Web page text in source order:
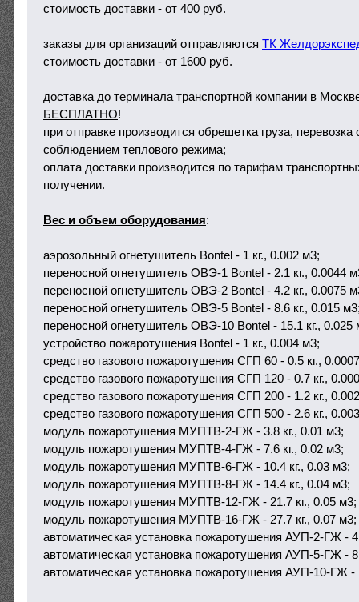
стоимость доставки - от 400 руб.
заказы для организаций отправляются ТК
стоимость доставки - от 1600 руб.
доставка до терминала транспортной компании в
БЕСПЛАТНО!
при отправке производится обрешетка груза,
соблюдением теплового режима;
оплата доставки производится по тарифам
получении.
Вес и объем оборудования:
аэрозольный огнетушитель Bontel - 1 кг., 0.002 м3;
переносной огнетушитель ОВЭ-1 Bontel - 2.1 кг., 0.0044
переносной огнетушитель ОВЭ-2 Bontel - 4.2 кг., 0.0075
переносной огнетушитель ОВЭ-5 Bontel - 8.6 кг., 0.015
переносной огнетушитель ОВЭ-10 Bontel - 15.1 кг., 0.025
устройство пожаротушения Bontel - 1 кг., 0.004 м3;
средство газового пожаротушения СГП 60 - 0.5 кг.,
средство газового пожаротушения СГП 120 - 0.7 кг.,
средство газового пожаротушения СГП 200 - 1.2 кг.,
средство газового пожаротушения СГП 500 - 2.6 кг.,
модуль пожаротушения МУПТВ-2-ГЖ - 3.8 кг., 0.01 м3;
модуль пожаротушения МУПТВ-4-ГЖ - 7.6 кг., 0.02 м3;
модуль пожаротушения МУПТВ-6-ГЖ - 10.4 кг., 0.03 м3;
модуль пожаротушения МУПТВ-8-ГЖ - 14.4 кг., 0.04 м3;
модуль пожаротушения МУПТВ-12-ГЖ - 21.7 кг., 0.05 м3;
модуль пожаротушения МУПТВ-16-ГЖ - 27.7 кг., 0.07 м3;
автоматическая установка пожаротушения АУП-2-ГЖ -
автоматическая установка пожаротушения АУП-5-ГЖ -
автоматическая установка пожаротушения АУП-10-ГЖ -